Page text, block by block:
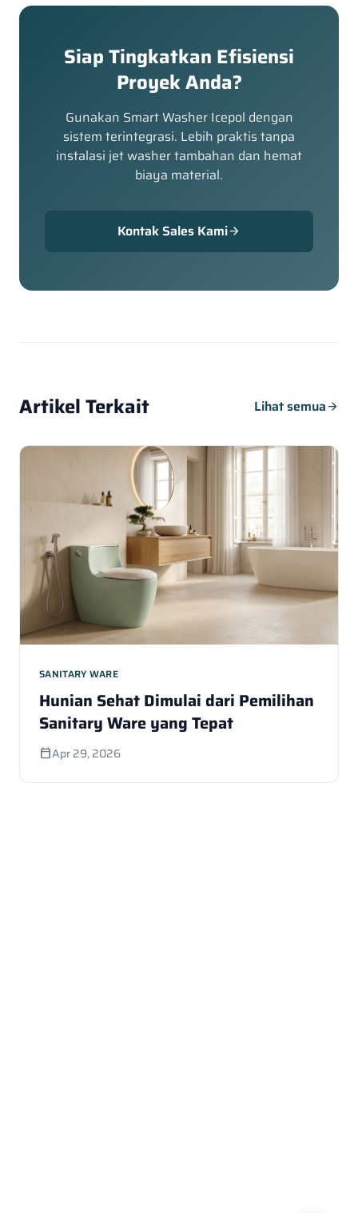
Siap Tingkatkan Efisiensi
Proyek Anda?
Gunakan Smart Washer Icepol dengan
sistem terintegrasi. Lebih praktis tanpa
instalasi jet washer tambahan dan hemat
biaya material.
Kontak Sales Kamiarrow_forward
Artikel Terkait Lihat semuaarrow_forward
SANITARY WARE
Hunian Sehat Dimulai dari Pemilihan
Sanitary Ware yang Tepat
calendar_todayApr 29, 2026